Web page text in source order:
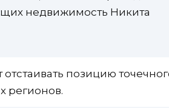
недвижимость Никита
позицию
регионов.